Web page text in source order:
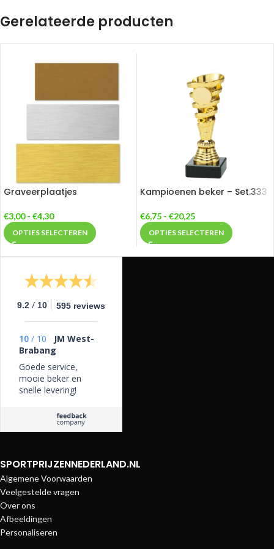
Gerelateerde producten
Graveerplaatjes
€3,00 - €4,30
OPTIES SELECTEREN
Kampioenen beker – Set.333
€6,75 - €20,25
OPTIES SELECTEREN
9.2 / 10 595 reviews
10 / 10
JM West-
Brabang
Goede service,
mooie beker en
snelle levering!
SPORTPRIJZENNEDERLAND.NL
Algemene Voorwaarden
Veelgestelde vragen
Over ons
Afbeeldingen
Personaliseren